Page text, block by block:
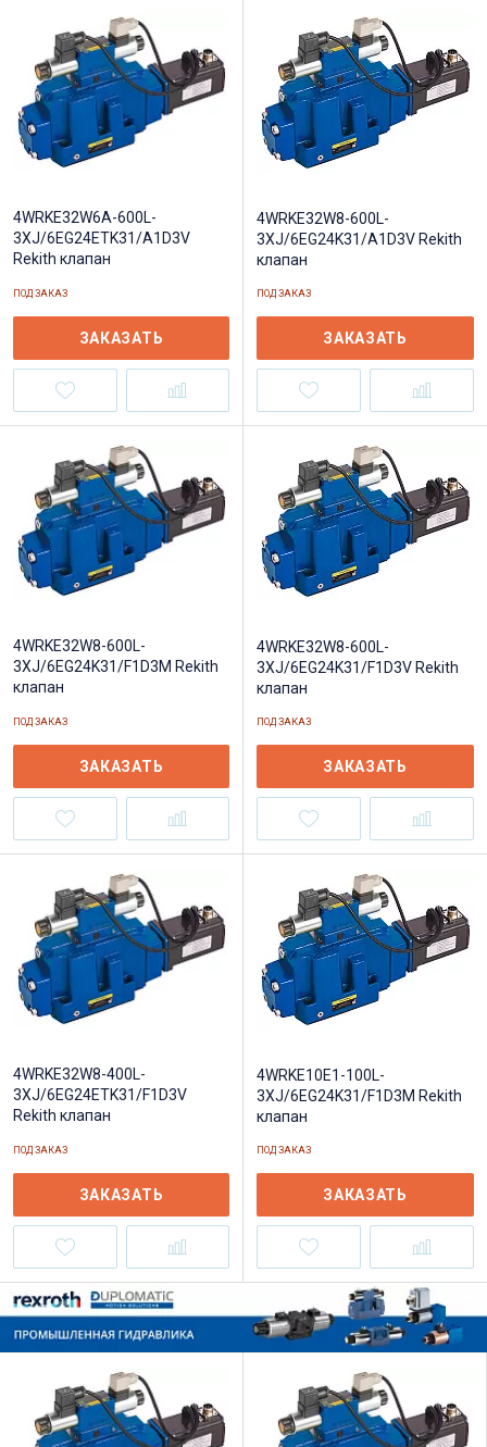
4WRKE32W6A-600L-
3XJ/6EG24ETK31/A1D3V
Rekith клапан
ПОД ЗАКАЗ
ЗАКАЗАТЬ
4WRKE32W8-600L-
3XJ/6EG24K31/A1D3V Rekith
клапан
ПОД ЗАКАЗ
ЗАКАЗАТЬ
4WRKE32W8-600L-
3XJ/6EG24K31/F1D3M Rekith
клапан
ПОД ЗАКАЗ
ЗАКАЗАТЬ
4WRKE32W8-600L-
3XJ/6EG24K31/F1D3V Rekith
клапан
ПОД ЗАКАЗ
ЗАКАЗАТЬ
4WRKE32W8-400L-
3XJ/6EG24ETK31/F1D3V
Rekith клапан
ПОД ЗАКАЗ
ЗАКАЗАТЬ
4WRKE10E1-100L-
3XJ/6EG24K31/F1D3M Rekith
клапан
ПОД ЗАКАЗ
ЗАКАЗАТЬ